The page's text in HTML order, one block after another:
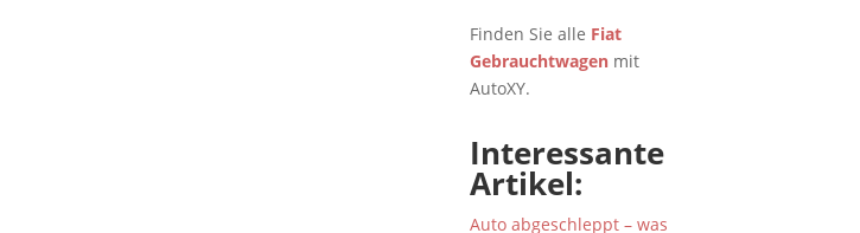
Finden Sie alle Fiat
Gebrauchtwagen mit
AutoXY.
Interessante
Artikel:
Auto abgeschleppt – was